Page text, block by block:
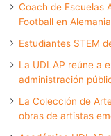
Coach de Escuelas
Football en Alemania
Estudiantes STEM
La UDLAP reúne a
administración
La Colección de
obras de artistas